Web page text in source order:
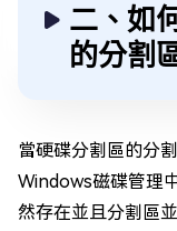
二、如
的分割
當硬碟分割區的分
Windows磁碟管理
然存在並且分割區